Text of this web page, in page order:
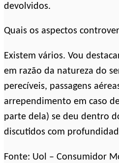
devolvidos.
Quais os aspectos
Existem vários. Vou
em razão da natureza do
perecíveis, passagens
arrependimento em caso
parte dela) se deu dentro
discutidos com
Fonte: Uol – Consumidor